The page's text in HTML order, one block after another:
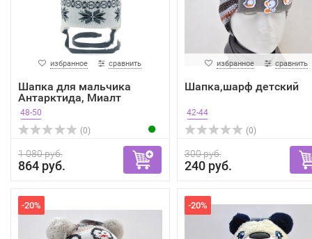
избранное сравнить
Шапка для мальчика
Антарктида, Миалт
белый/...
48-50
(0)
1 080 руб.
864 руб.
избранное сравнить
Шапка,шарф детский
42-44
(0)
300 руб.
240 руб.
-20% -20%